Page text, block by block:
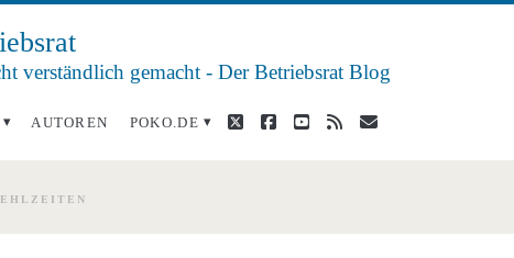
verständlich gemacht - Der Betriebsrat Blog
AUTOREN POKO.DE twitterfacebook
youtube
rss E-